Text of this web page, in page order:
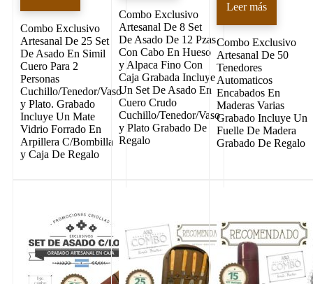
Combo Exclusivo
Artesanal De 25 Set
De Asado En Simil
Cuero Para 2
Personas
Cuchillo/Tenedor/Vaso
y Plato. Grabado
Incluye Un Mate
Vidrio Forrado En
Arpillera C/Bombilla
y Caja De Regalo
Combo Exclusivo
Artesanal De 8 Set
De Asado De 12 Pzas
Con Cabo En Hueso
y Alpaca Fino Con
Caja Grabada Incluye
Un Set De Asado En
Cuero Crudo
Cuchillo/Tenedor/Vaso
y Plato Grabado De
Regalo
Leer más
Combo Exclusivo
Artesanal De 50
Tenedores
Automaticos
Encabados En
Maderas Varias
Grabado Incluye Un
Fuelle De Madera
Grabado De Regalo